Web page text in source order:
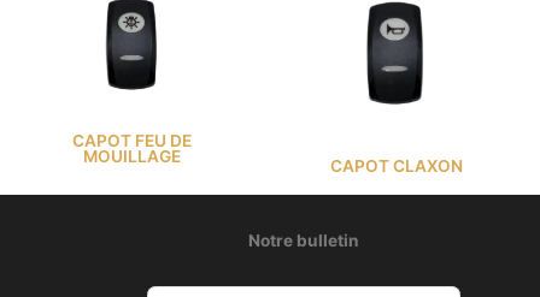
CAPOT FEU DE
MOUILLAGE
CAPOT CLAXON
Notre bulletin